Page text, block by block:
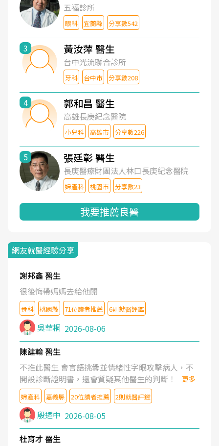
五福診所
眼科 宜蘭縣 分享數542
3 黃汝萍 醫生
台中光流聯合診所
牙科 台中市 分享數208
4 郭和昌 醫生
高雄長庚紀念醫院
小兒科 高雄市 分享數226
5 張廷彰 醫生
長庚醫療財團法人林口長庚紀念醫院
婦產科 桃園市 分享數23
我要推薦良醫
網友就醫經驗分享
謝邦鑫 醫生
很後悔帶媽媽去給他開
骨科 桃園縣 71位讀者推薦 6則就醫評鑑
吳華桐 2026-08-06
陳建翰 醫生
不推此醫生 會言語挑釁並情緒性字眼攻擊病人，不
開設診斷證明書，還會質疑其他醫生的判斷！
更多
婦產科 嘉義縣 20位讀者推薦 2則就醫評鑑
殷迺中 2026-08-05
杜育才 醫生